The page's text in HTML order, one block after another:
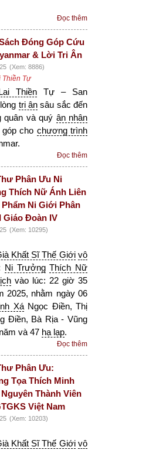
Đọc thêm
Đóng Góp Cứu
& Lời Tri Ân
(Xem: 8886)
Thiền Tự
Thiền Tự – San
tri ânsâu sắc đến
quân và quý ân nhân
cho chương trình
Đọc thêm
Phân Ưu Ni
Thích Nữ Ánh Liên
Phẩm Ni Giới Phân
Giáo Đoàn IV
(Xem: 10295)
Khất Sĩ Thế Giới vô
Ni Trưởng Thích Nữ
vào lúc: 22 giờ 35
2025, nhằm ngày 06
XáNgọc Điền, Thị
Điền, Bà Rịa - Vũng
và 47 hạ lạp.
Đọc thêm
Phân Ưu:
Tọa Thích Minh
Thành Viên
Việt Nam
(Xem: 10203)
Khất Sĩ Thế Giới vô